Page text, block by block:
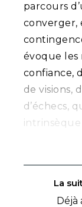
parcours
converger,
évoque les
confiance,
de visions,
d’échecs,
intrinsèque
La
Déjà